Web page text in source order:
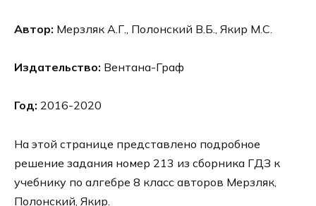
Автор: Мерзляк А.Г., Полонский В.Б., Якир М.С.
Издательство: Вентана-Граф
Год: 2016-2020
На этой странице представлено подробное
решение задания номер 213 из сборника ГДЗ к
учебнику по алгебре 8 класс авторов Мерзляк,
Полонский, Якир.